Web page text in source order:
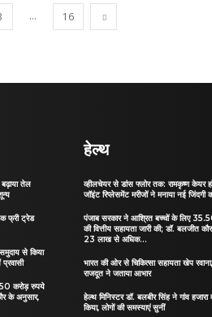
... 16
तेल
फ्री ट्रेड
से किया
करोड़ रुपये
के अनुसार,
हेल्थ
व्हीलचेयर से डांस फ्लोर तक: रामकृष्ण केयर
जॉइंट रिप्लेसमेंट मरीजों ने मनाया नई जिंदगी
पंजाब सरकार ने आश्रित बच्चों के लिए
की वित्तीय सहायता जारी की; डॉ. बलजीत
23 लाख से अधिक...
भारत की ओर से चिकित्सा सहायता खेप
राजदूत ने जताया आभार
हेल्थ मिनिस्टर डॉ. बलबीर सिंह ने गांव हजारा
किया, लोगों की समस्याएं सुनीं